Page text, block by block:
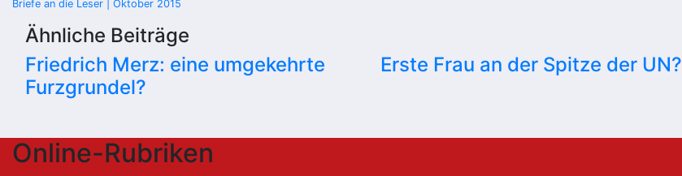
Briefe an die Leser | Oktober 2015
Ähnliche Beiträge
Friedrich Merz: eine umgekehrte
Furzgrundel?
Erste Frau an der Spitze der UN?
Online-Rubriken